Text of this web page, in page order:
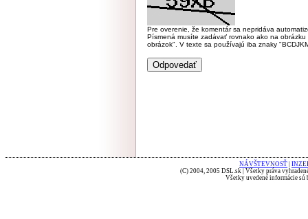
Pre overenie, že komentár sa nepridáva
Písmená musíte zadávať rovnako ako na
obrázok". V texte sa používajú iba znaky
NÁVŠTEVNOSŤ
(C) 2004, 2005 DSL.sk | Všetky práva
Všetky uvedené informácie sú